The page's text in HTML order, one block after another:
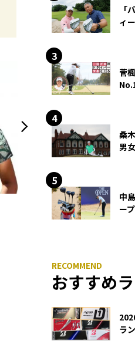
「
ィ
菅
桑
男
中
ー
おすすめ
ラ